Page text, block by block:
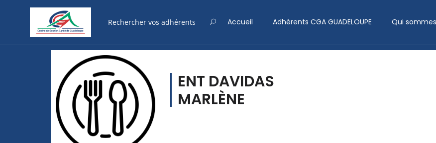
Accueil Adhérents CGA GUADELOUPE Qui
ENT DAVIDAS
MARLÈNE